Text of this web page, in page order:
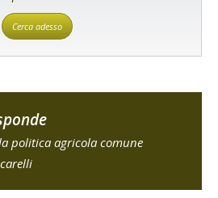
Cerca adesso
politica agricola comune